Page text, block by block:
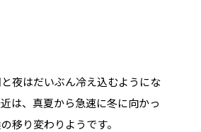
夜はだいぶん冷え込むようにな
は、真夏から急速に冬に向かっ
移り変わりようです。